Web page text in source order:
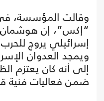
وقالت المؤسسة،
“إكس”، إن
إسرائيلي يروج
ويمجد العدوان
إلى أنه كان يعتزم
ضمن فعاليات فنية